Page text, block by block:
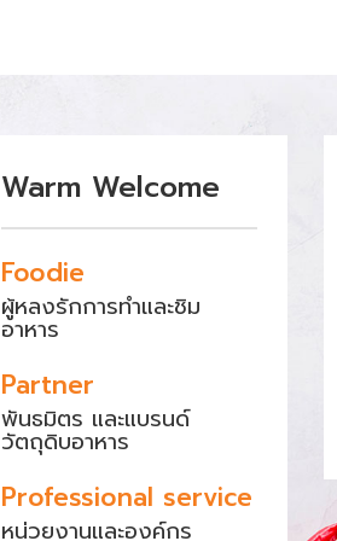
Warm Welcome
Foodie
ผู้หลงรักการทำและชิม
อาหาร
Partner
พันธมิตร และแบรนด์
วัตถุดิบอาหาร
Professional service
หน่วยงานและองค์กร